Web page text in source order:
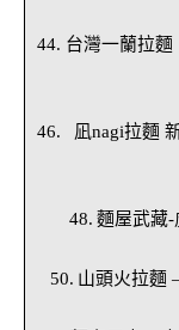
台灣一蘭拉
凪nagi拉麵
麵屋武藏-
山頭火拉麵